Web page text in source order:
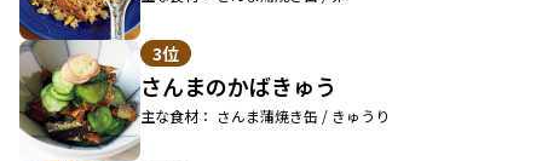
3位
さんまのかばきゅう
主な食材： さんま蒲焼き缶 / きゅうり